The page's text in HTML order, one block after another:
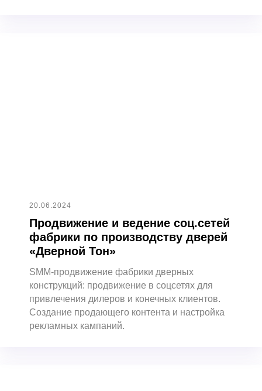
20.06.2024
Продвижение и ведение соц.сетей
фабрики по производству дверей
«Дверной Тон»
SMM-продвижение фабрики дверных
конструкций: продвижение в соцсетях для
привлечения дилеров и конечных клиентов.
Создание продающего контента и настройка
рекламных кампаний.